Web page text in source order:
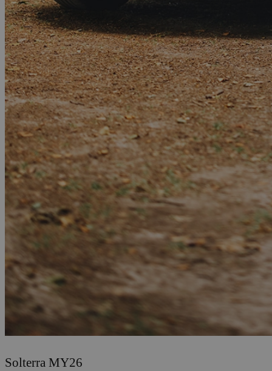
Solterra MY26